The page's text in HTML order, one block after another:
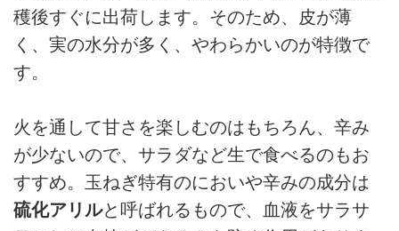
穫後すぐに出荷します。そのため、皮が薄
く、実の水分が多く、やわらかいのが特徴で
す。
火を通して甘さを楽しむのはもちろん、辛み
が少ないので、サラダなど生で食べるのもお
すすめ。玉ねぎ特有のにおいや辛みの成分は
硫化アリルと呼ばれるもので、血液をサラサ